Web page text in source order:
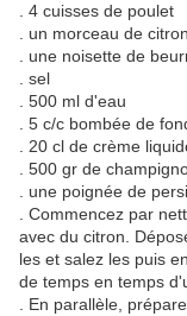
. 4 cuisses de poulet
. un morceau de citron
. une noisette de
. sel
. 500 ml d'eau
. 5 c/c bombée de
. 20 cl de crème
. 500 gr de
. une poignée de
. Commencez par
avec du citron.
les et salez les puis
de temps en temps
. En parallèle,